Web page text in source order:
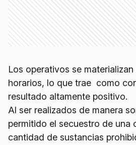
Los operativos se
horarios, lo que trae como
resultado altamente positivo.
Al ser realizados de manera
permitido el secuestro de una
cantidad de sustancias